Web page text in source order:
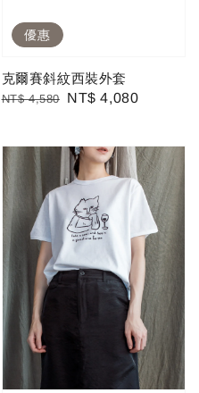
優惠
克爾賽斜紋西裝外套
Regular
NT$ 4,580
Sale
NT$ 4,080